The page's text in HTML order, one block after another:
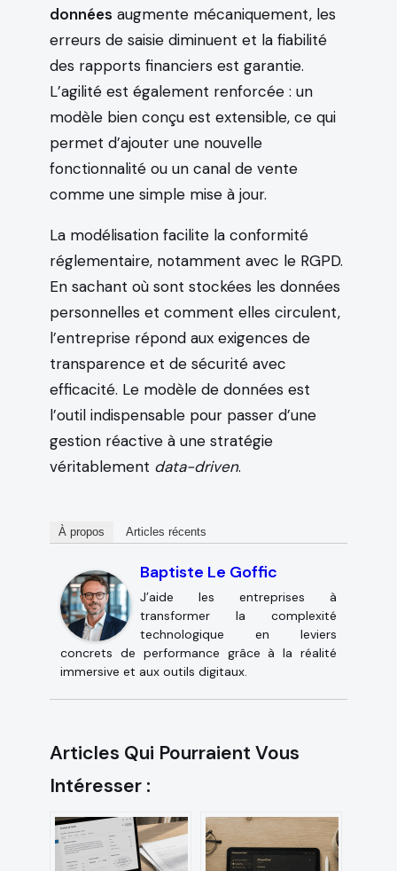
données augmente mécaniquement, les
erreurs de saisie diminuent et la fiabilité
des rapports financiers est garantie.
L’agilité est également renforcée : un
modèle bien conçu est extensible, ce qui
permet d’ajouter une nouvelle
fonctionnalité ou un canal de vente
comme une simple mise à jour.
La modélisation facilite la conformité
réglementaire, notamment avec le RGPD.
En sachant où sont stockées les données
personnelles et comment elles circulent,
l’entreprise répond aux exigences de
transparence et de sécurité avec
efficacité. Le modèle de données est
l’outil indispensable pour passer d’une
gestion réactive à une stratégie
véritablement data-driven.
À propos Articles récents
Baptiste Le Goffic
J’aide les entreprises à
transformer la complexité
technologique en leviers
concrets de performance grâce à la réalité
immersive et aux outils digitaux.
Articles Qui Pourraient Vous
Intéresser :